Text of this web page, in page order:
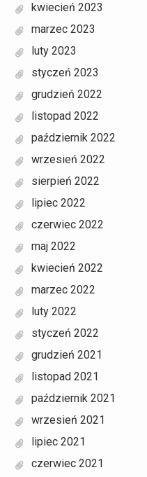
kwiecień 2023
marzec 2023
luty 2023
styczeń 2023
grudzień 2022
listopad 2022
październik 2022
wrzesień 2022
sierpień 2022
lipiec 2022
czerwiec 2022
maj 2022
kwiecień 2022
marzec 2022
luty 2022
styczeń 2022
grudzień 2021
listopad 2021
październik 2021
wrzesień 2021
lipiec 2021
czerwiec 2021